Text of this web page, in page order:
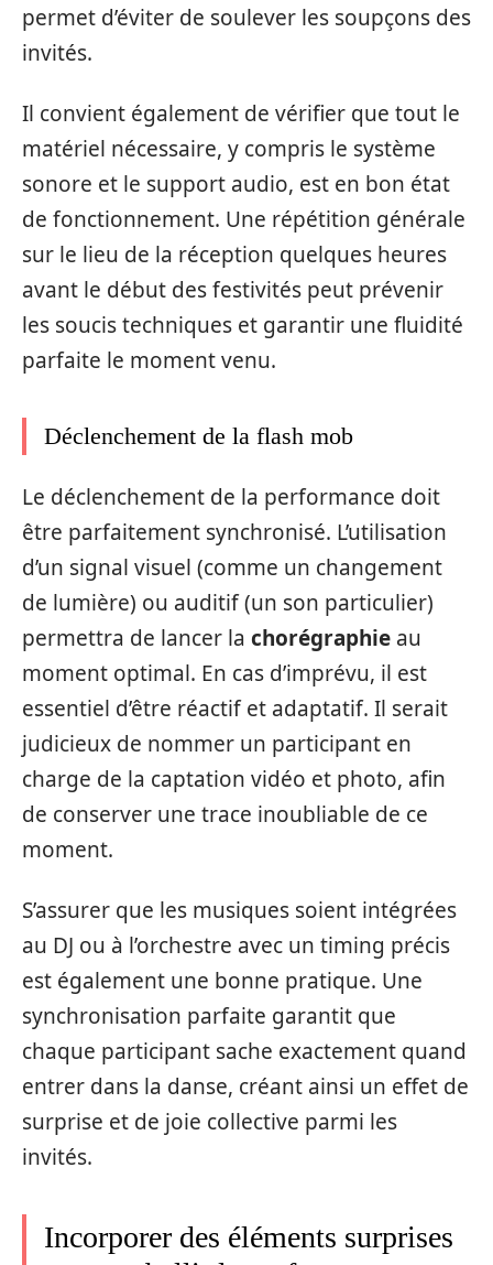
permet d’éviter de soulever les soupçons des
invités.
Il convient également de vérifier que tout le
matériel nécessaire, y compris le système
sonore et le support audio, est en bon état
de fonctionnement. Une répétition générale
sur le lieu de la réception quelques heures
avant le début des festivités peut prévenir
les soucis techniques et garantir une fluidité
parfaite le moment venu.
Déclenchement de la flash mob
Le déclenchement de la performance doit
être parfaitement synchronisé. L’utilisation
d’un signal visuel (comme un changement
de lumière) ou auditif (un son particulier)
permettra de lancer la chorégraphie au
moment optimal. En cas d’imprévu, il est
essentiel d’être réactif et adaptatif. Il serait
judicieux de nommer un participant en
charge de la captation vidéo et photo, afin
de conserver une trace inoubliable de ce
moment.
S’assurer que les musiques soient intégrées
au DJ ou à l’orchestre avec un timing précis
est également une bonne pratique. Une
synchronisation parfaite garantit que
chaque participant sache exactement quand
entrer dans la danse, créant ainsi un effet de
surprise et de joie collective parmi les
invités.
Incorporer des éléments surprises